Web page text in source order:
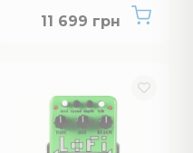
11 699 грнНет в наличии